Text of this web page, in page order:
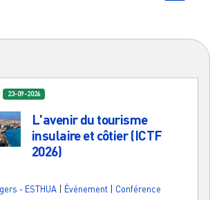
23-09-2026
L'avenir du tourisme
insulaire et côtier (ICTF
2026)
- ESTHUA Événement Conférence